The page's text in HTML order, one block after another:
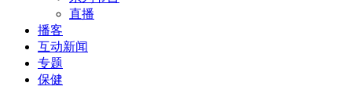
直播
播客
互动新闻
专题
保健